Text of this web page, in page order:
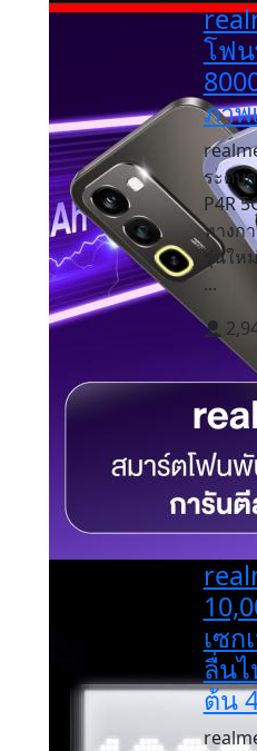
โฟ
ภาพ
ระดับ
P4R
ทางก
รุ่นให
...
เซก
ลื่นไ
ต้น